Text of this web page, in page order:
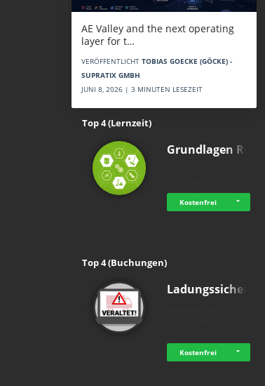
AE Valley and the next operating
layer for t…
VERÖFFENTLICHT TOBIAS GOECKE (GÖCKE) -
SUPRATIX GMBH
JUNI 8, 2026 | 3 MINUTEN LESEZEIT
Top 4 (Lernzeit)
Grundlagen Rein…
Bereich Chemie und …
Kostenfrei
Top 4 (Buchungen)
Ladungssicherung
Rechtliche Grundlage…
Kostenfrei